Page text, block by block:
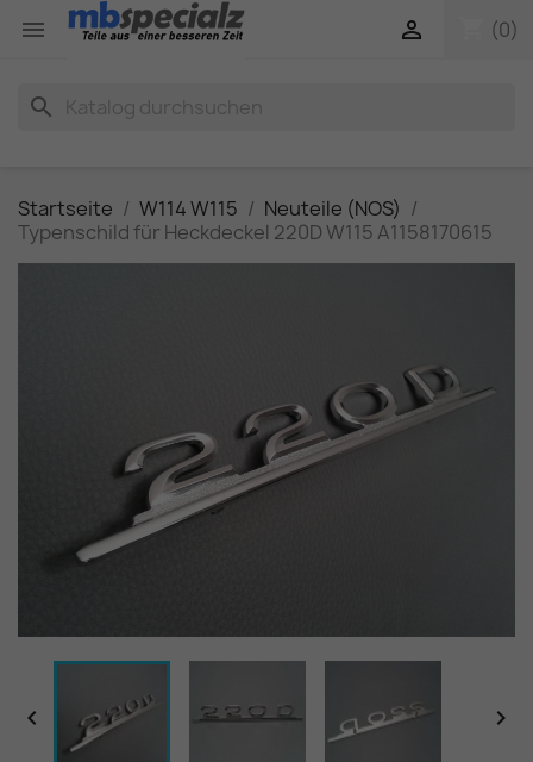
 (0)

search
Startseite W114 W115
Neuteile (NOS)
Typenschild für Heckdeckel 220D W115 A1158170615
 